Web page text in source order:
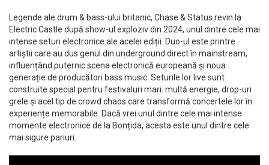
Legende ale drum & bass-ului britanic, Chase & Status revin la
Electric Castle după show-ul exploziv din 2024, unul dintre cele mai
intense seturi electronice ale acelei ediții. Duo-ul este printre
artiștii care au dus genul din underground direct în mainstream,
influențând puternic scena electronică europeană și noua
generație de producători bass music. Seturile lor live sunt
construite special pentru festivaluri mari: multă energie, drop-uri
grele și acel tip de crowd chaos care transformă concertele lor în
experiențe memorabile. Dacă vrei unul dintre cele mai intense
momente electronice de la Bonțida, acesta este unul dintre cele
mai sigure pariuri.